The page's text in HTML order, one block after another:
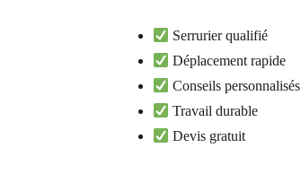
Serrurier qualifié
Déplacement rapide
Conseils personnalisés
Travail durable
Devis gratuit